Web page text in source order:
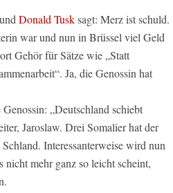
Donald Tusksagt: Merz ist schuld.
war und nun in Brüssel viel Geld
Gehör für Sätze wie „Statt
Ja, die Genossin hat
„Deutschland schiebt
Jaroslaw. Drei Somalier hat der
Interessanterweise wird nun
mehr ganz so leicht scheint,